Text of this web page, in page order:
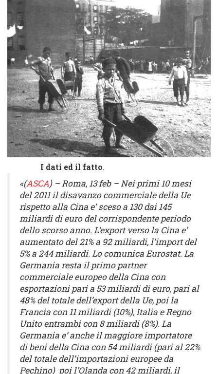
I dati ed il fatto.
«(ASCA) – Roma, 13 feb – Nei primi 10 mesi
del 2011 il disavanzo commerciale della Ue
rispetto alla Cina e’ sceso a 130 dai 145
miliardi di euro del corrispondente periodo
dello scorso anno. L’export verso la Cina e’
aumentato del 21% a 92 miliardi, l’import del
5% a 244 miliardi. Lo comunica Eurostat. La
Germania resta il primo partner
commerciale europeo della Cina con
esportazioni pari a 53 miliardi di euro, pari al
48% del totale dell’export della Ue, poi la
Francia con 11 miliardi (10%), Italia e Regno
Unito entrambi con 8 miliardi (8%). La
Germania e’ anche il maggiore importatore
di beni della Cina con 54 miliardi (pari al 22%
del totale dell’importazioni europee da
Pechino) poi l’Olanda con 42 miliardi, il